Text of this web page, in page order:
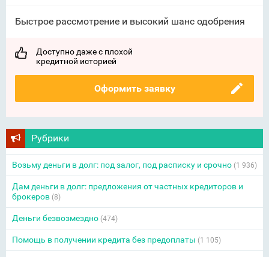
Быстрое рассмотрение и высокий шанс одобрения
Доступно даже с плохой
кредитной историей
Оформить заявку
Рубрики
Возьму деньги в долг: под залог, под расписку и срочно (1 936)
Дам деньги в долг: предложения от частных кредиторов и
брокеров (8)
Деньги безвозмездно (474)
Помощь в получении кредита без предоплаты (1 105)